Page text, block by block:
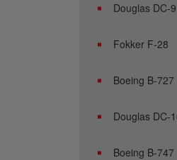
Douglas DC-9
Fokker F-28
Boeing B-727
Douglas DC-
Boeing B-747